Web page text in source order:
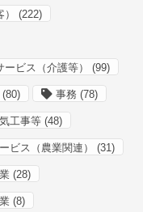
(222)
ービス（介護等） (99)
(80) 事務 (78)
工事等 (48)
ビス（農業関連） (31)
(28)
(8)